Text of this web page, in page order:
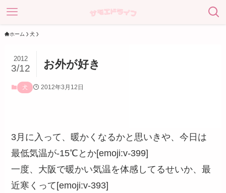
ホーム 犬
お外が好き
2012
3/12
犬 2012年3月12日
3月に入って、暖かくなるかと思いきや、今日は
最低気温が-15℃とか[emoji:v-399]
一度、大阪で暖かい気温を体感してるせいか、最
近寒くって[emoji:v-393]